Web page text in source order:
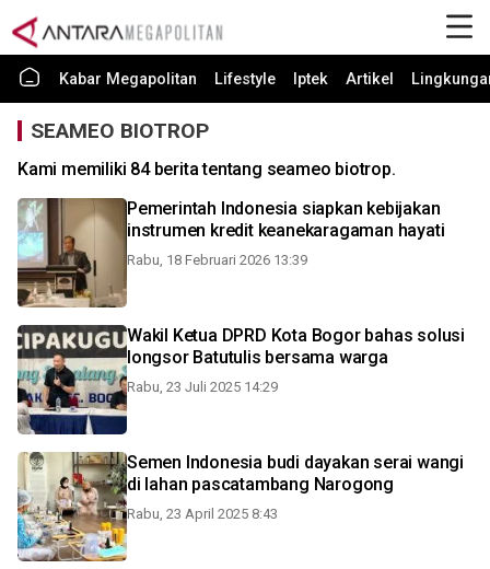
Kabar Megapolitan Lifestyle Iptek Artikel
SEAMEO BIOTROP
Kami memiliki 84 berita tentang seameo biotrop.
Pemerintah Indonesia siapkan kebijakan
instrumen kredit keanekaragaman hayati
Rabu, 18 Februari 2026 13:39
Wakil Ketua DPRD Kota Bogor bahas solusi
longsor Batutulis bersama warga
Rabu, 23 Juli 2025 14:29
Semen Indonesia budi dayakan serai wangi
di lahan pascatambang Narogong
Rabu, 23 April 2025 8:43